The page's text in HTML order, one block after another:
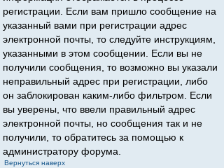
регистрации. Если вам пришло сообщение на
указанный вами при регистрации адрес
электронной почты, то следуйте инструкциям,
указанными в этом сообщении. Если вы не
получили сообщения, то возможно вы указали
неправильный адрес при регистрации, либо
он заблокирован каким-либо фильтром. Если
вы уверены, что ввели правильный адрес
электронной почты, но сообщения так и не
получили, то обратитесь за помощью к
администратору форума.
Вернуться наверх